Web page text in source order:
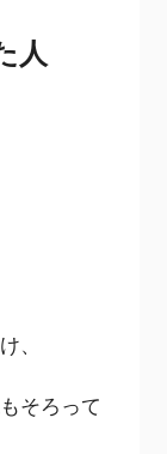
人
、
そろって